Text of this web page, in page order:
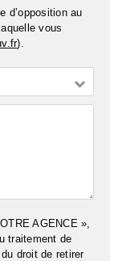
d’opposition au
vous
).
AGENCE »,
traitement de
droit de retirer